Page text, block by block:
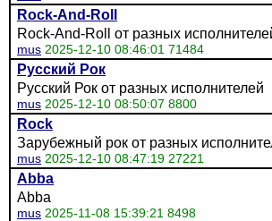
Rock-And-Roll
Rock-And-Roll от разных
mus 2025-12-10 08:46:01 71484
Русский Рок
Русский Рок от разных исполнителей
mus 2025-12-10 08:50:07 8800
Rock
Зарубежный рок от разных
mus 2025-12-10 08:47:19 27221
Abba
Abba
mus 2025-11-08 15:39:21 8498